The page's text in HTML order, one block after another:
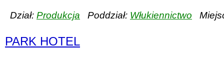
Dział: Produkcja Poddział: Włukiennictwo
PARK HOTEL